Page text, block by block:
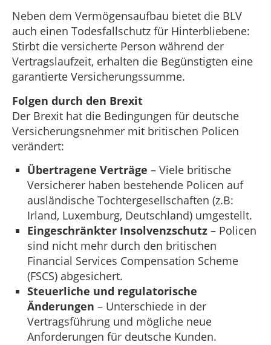
Neben dem Vermögensaufbau bietet die BLV
auch einen Todesfallschutz für Hinterbliebene:
Stirbt die versicherte Person während der
Vertragslaufzeit, erhalten die Begünstigten eine
garantierte Versicherungssumme.
Folgen durch den Brexit
Der Brexit hat die Bedingungen für deutsche
Versicherungsnehmer mit britischen Policen
verändert:
Übertragene Verträge – Viele britische
Versicherer haben bestehende Policen auf
ausländische Tochtergesellschaften (z.B:
Irland, Luxemburg, Deutschland) umgestellt.
Eingeschränkter Insolvenzschutz – Policen
sind nicht mehr durch den britischen
Financial Services Compensation Scheme
(FSCS) abgesichert.
Steuerliche und regulatorische
Änderungen – Unterschiede in der
Vertragsführung und mögliche neue
Anforderungen für deutsche Kunden.